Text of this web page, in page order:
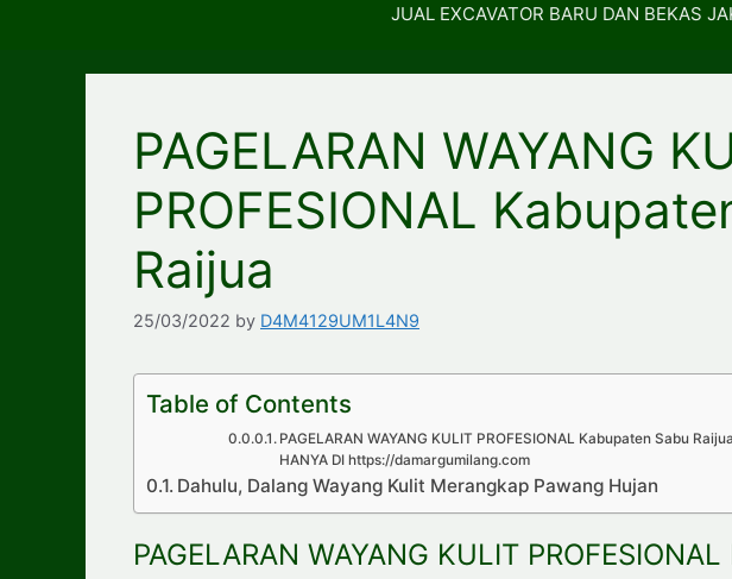
JUAL EXCAVATOR BARU DAN BEKAS
PAGELARAN WAYANG
PROFESIONAL
Raijua
25/03/2022 by D4M4129UM1L4N9
Table of Contents
PAGELARAN WAYANG KULIT PROFESIONAL Kabupaten Sabu
HANYA DI https://damargumilang.com
Dahulu, Dalang Wayang Kulit Merangkap Pawang Hujan
PAGELARAN WAYANG KULIT